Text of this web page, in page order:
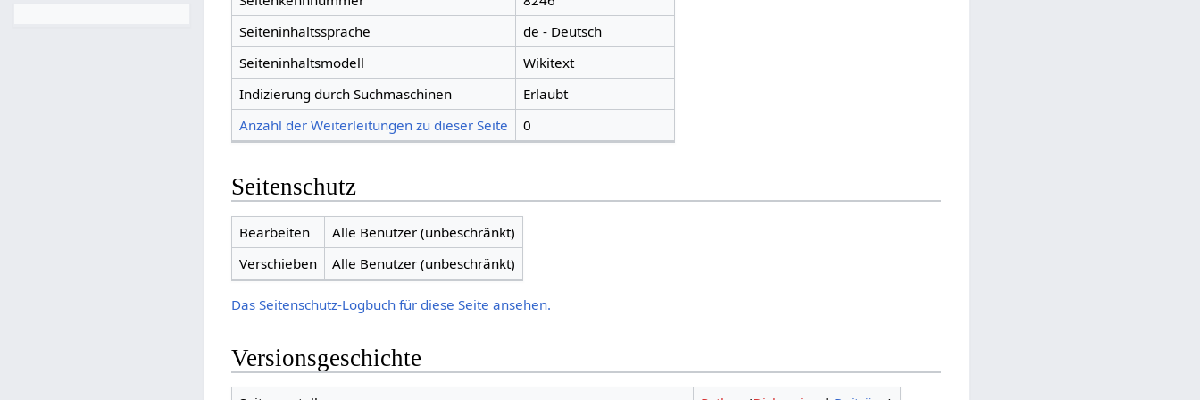
Seiteninhaltssprache
de - Deutsch
Seiteninhaltsmodell
Wikitext
Indizierung durch Suchmaschinen
Erlaubt
Anzahl der Weiterleitungen zu dieser Seite
0
Seitenschutz
Bearbeiten
Alle Benutzer (unbeschränkt)
Verschieben
Alle Benutzer (unbeschränkt)
Das Seitenschutz-Logbuch für diese Seite ansehen.
Versionsgeschichte